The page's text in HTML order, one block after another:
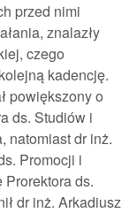
przed nimi
znalazły
czego
kadencję.
powiększony o
ds. Studiów i
natomiast dr inż.
Promocji i
ds.
dr inż. Arkadiusz